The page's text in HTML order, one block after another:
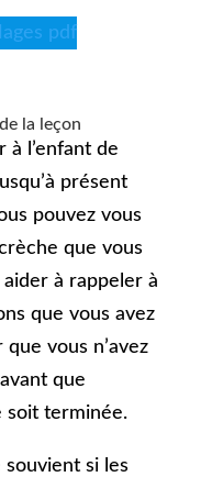
pdf
la leçon
à l’enfant de
présent
pouvez vous
que vous
à rappeler à
que vous avez
vous n’avez
que
soit terminée.
souvient si les